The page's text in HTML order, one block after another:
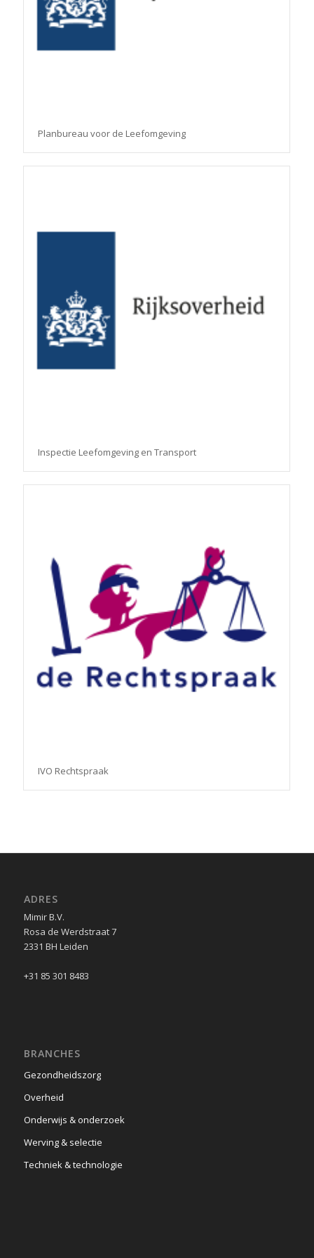
Planbureau voor de Leefomgeving
Inspectie Leefomgeving en Transport
IVO Rechtspraak
ADRES
Mimir B.V.
Rosa de Werdstraat 7
2331 BH Leiden
+31 85 301 8483
BRANCHES
Gezondheidszorg
Overheid
Onderwijs & onderzoek
Werving & selectie
Techniek & technologie